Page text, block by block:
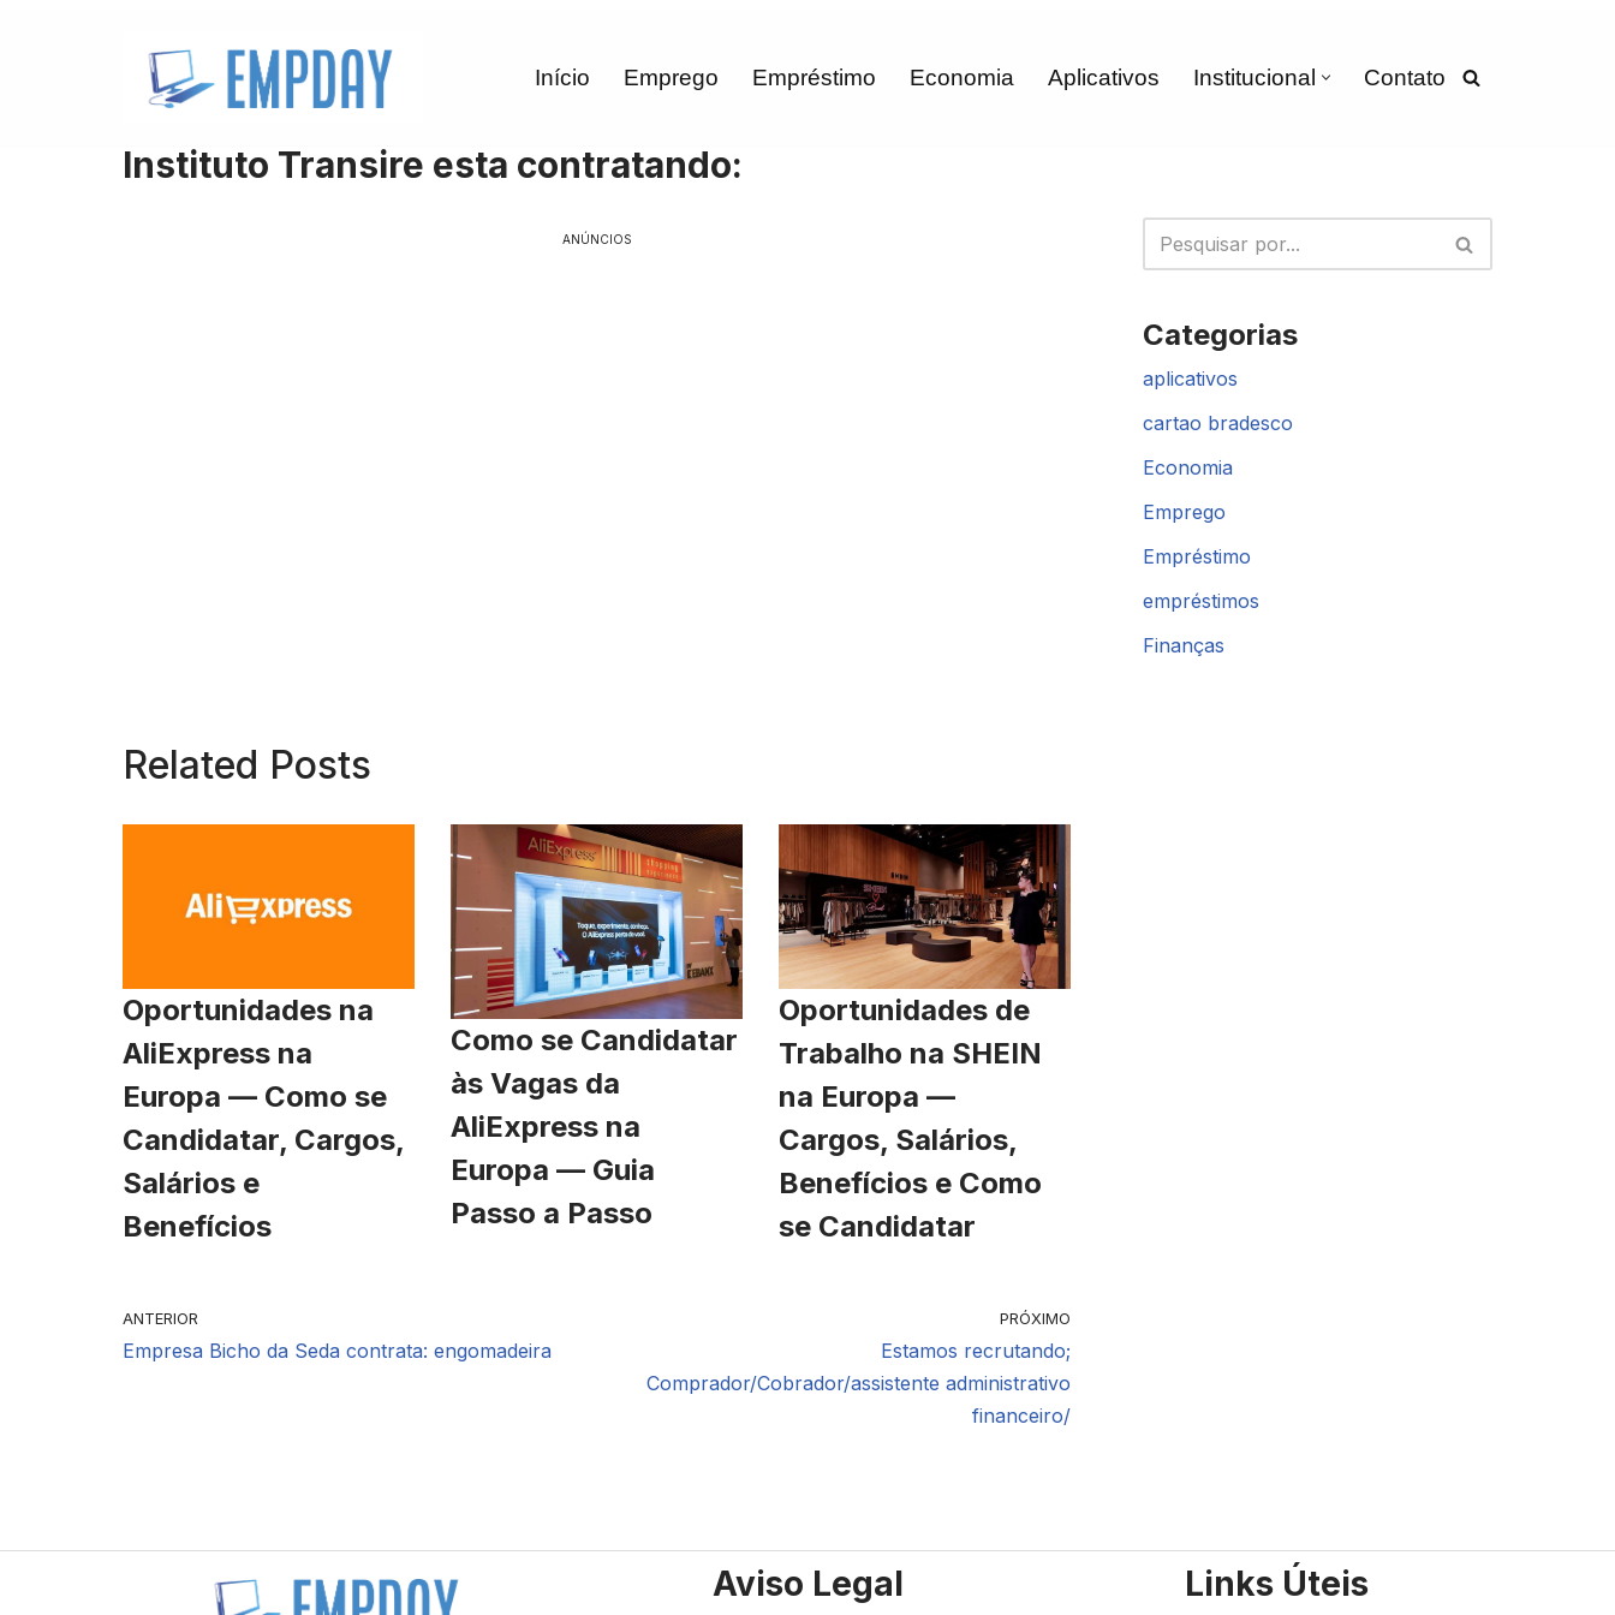
Início Emprego Empréstimo Economia Aplicativos Institucional Contato
Instituto Transire esta contratando:
ANÚNCIOS
Related Posts
Oportunidades na
AliExpress na
Europa — Como se
Candidatar, Cargos,
Salários e
Benefícios
Como se Candidatar
às Vagas da
AliExpress na
Europa — Guia
Passo a Passo
Oportunidades de
Trabalho na SHEIN
na Europa —
Cargos, Salários,
Benefícios e Como
se Candidatar
ANTERIOR
Empresa Bicho da Seda contrata: engomadeira
PRÓXIMO
Estamos recrutando;
Comprador/Cobrador/assistente administrativo
financeiro/
Categorias
aplicativos
cartao bradesco
Economia
Emprego
Empréstimo
empréstimos
Finanças
Aviso Legal Links Úteis